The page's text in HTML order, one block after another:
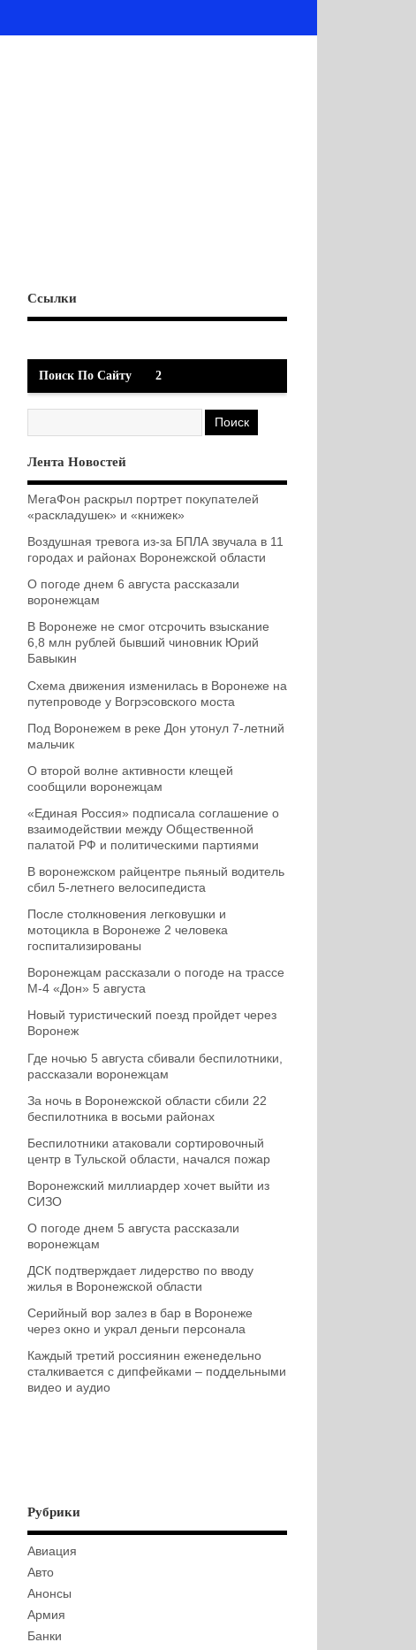
Ссылки
Поиск По Сайту 2
Лента Новостей
МегаФон раскрыл портрет покупателей
«раскладушек» и «книжек»
Воздушная тревога из-за БПЛА звучала в 11
городах и районах Воронежской области
О погоде днем 6 августа рассказали
воронежцам
В Воронеже не смог отсрочить взыскание
6,8 млн рублей бывший чиновник Юрий
Бавыкин
Схема движения изменилась в Воронеже на
путепроводе у Вогрэсовского моста
Под Воронежем в реке Дон утонул 7-летний
мальчик
О второй волне активности клещей
сообщили воронежцам
«Единая Россия» подписала соглашение о
взаимодействии между Общественной
палатой РФ и политическими партиями
В воронежском райцентре пьяный водитель
сбил 5-летнего велосипедиста
После столкновения легковушки и
мотоцикла в Воронеже 2 человека
госпитализированы
Воронежцам рассказали о погоде на трассе
М-4 «Дон» 5 августа
Новый туристический поезд пройдет через
Воронеж
Где ночью 5 августа сбивали беспилотники,
рассказали воронежцам
За ночь в Воронежской области сбили 22
беспилотника в восьми районах
Беспилотники атаковали сортировочный
центр в Тульской области, начался пожар
Воронежский миллиардер хочет выйти из
СИЗО
О погоде днем 5 августа рассказали
воронежцам
ДСК подтверждает лидерство по вводу
жилья в Воронежской области
Серийный вор залез в бар в Воронеже
через окно и украл деньги персонала
Каждый третий россиянин еженедельно
сталкивается с дипфейками – поддельными
видео и аудио
Рубрики
Авиация
Авто
Анонсы
Армия
Банки